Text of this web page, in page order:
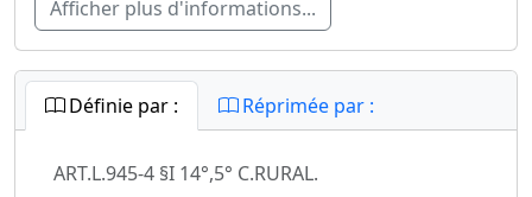
Afficher plus d'informations...
Définie par : Réprimée par :
ART.L.945-4 §I 14°,5° C.RURAL.